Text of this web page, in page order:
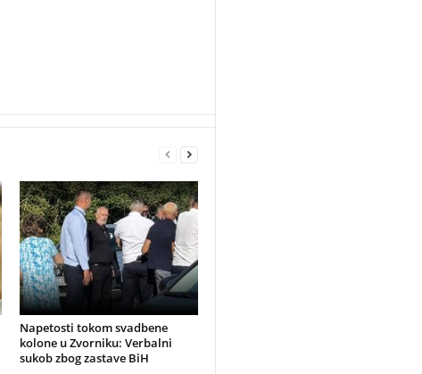
Napetosti tokom svadbene
kolone u Zvorniku: Verbalni
sukob zbog zastave BiH